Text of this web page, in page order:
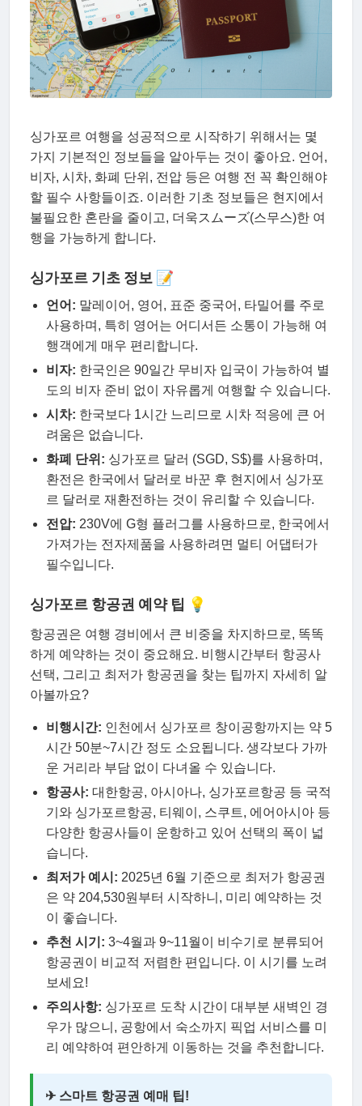
싱가포르 여행을 성공적으로 시작하기 위해서는 몇
가지 기본적인 정보들을 알아두는 것이 좋아요. 언어,
비자, 시차, 화폐 단위, 전압 등은 여행 전 꼭 확인해야
할 필수 사항들이죠. 이러한 기초 정보들은 현지에서
불필요한 혼란을 줄이고, 더욱スムーズ(스무스)한 여
행을 가능하게 합니다.
싱가포르 기초 정보 📝
언어: 말레이어, 영어, 표준 중국어, 타밀어를 주로
사용하며, 특히 영어는 어디서든 소통이 가능해 여
행객에게 매우 편리합니다.
비자: 한국인은 90일간 무비자 입국이 가능하여 별
도의 비자 준비 없이 자유롭게 여행할 수 있습니다.
시차: 한국보다 1시간 느리므로 시차 적응에 큰 어
려움은 없습니다.
화폐 단위: 싱가포르 달러 (SGD, S$)를 사용하며,
환전은 한국에서 달러로 바꾼 후 현지에서 싱가포
르 달러로 재환전하는 것이 유리할 수 있습니다.
전압: 230V에 G형 플러그를 사용하므로, 한국에서
가져가는 전자제품을 사용하려면 멀티 어댑터가
필수입니다.
싱가포르 항공권 예약 팁 💡
항공권은 여행 경비에서 큰 비중을 차지하므로, 똑똑
하게 예약하는 것이 중요해요. 비행시간부터 항공사
선택, 그리고 최저가 항공권을 찾는 팁까지 자세히 알
아볼까요?
비행시간: 인천에서 싱가포르 창이공항까지는 약 5
시간 50분~7시간 정도 소요됩니다. 생각보다 가까
운 거리라 부담 없이 다녀올 수 있습니다.
항공사: 대한항공, 아시아나, 싱가포르항공 등 국적
기와 싱가포르항공, 티웨이, 스쿠트, 에어아시아 등
다양한 항공사들이 운항하고 있어 선택의 폭이 넓
습니다.
최저가 예시: 2025년 6월 기준으로 최저가 항공권
은 약 204,530원부터 시작하니, 미리 예약하는 것
이 좋습니다.
추천 시기: 3~4월과 9~11월이 비수기로 분류되어
항공권이 비교적 저렴한 편입니다. 이 시기를 노려
보세요!
주의사항: 싱가포르 도착 시간이 대부분 새벽인 경
우가 많으니, 공항에서 숙소까지 픽업 서비스를 미
리 예약하여 편안하게 이동하는 것을 추천합니다.
✈ 스마트 항공권 예매 팁!